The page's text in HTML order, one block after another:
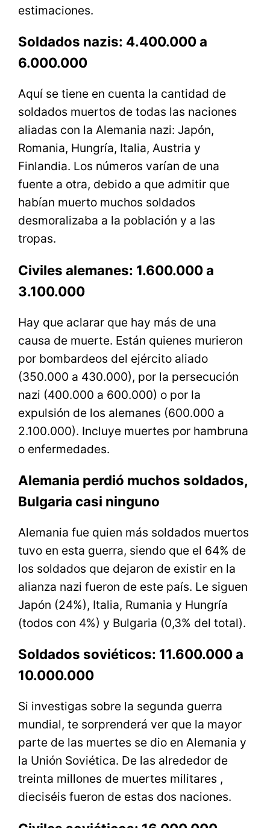
estimaciones.
Soldados nazis: 4.400.000 a
6.000.000
Aquí se tiene en cuenta la cantidad de
soldados muertos de todas las naciones
aliadas con la Alemania nazi: Japón,
Romania, Hungría, Italia, Austria y
Finlandia. Los números varían de una
fuente a otra, debido a que admitir que
habían muerto muchos soldados
desmoralizaba a la población y a las
tropas.
Civiles alemanes: 1.600.000 a
3.100.000
Hay que aclarar que hay más de una
causa de muerte. Están quienes murieron
por bombardeos del ejército aliado
(350.000 a 430.000), por la persecución
nazi (400.000 a 600.000) o por la
expulsión de los alemanes (600.000 a
2.100.000). Incluye muertes por hambruna
o enfermedades.
Alemania perdió muchos soldados,
Bulgaria casi ninguno
Alemania fue quien más soldados muertos
tuvo en esta guerra, siendo que el 64% de
los soldados que dejaron de existir en la
alianza nazi fueron de este país. Le siguen
Japón (24%), Italia, Rumania y Hungría
(todos con 4%) y Bulgaria (0,3% del total).
Soldados soviéticos: 11.600.000 a
10.000.000
Si investigas sobre la segunda guerra
mundial, te sorprenderá ver que la mayor
parte de las muertes se dio en Alemania y
la Unión Soviética. De las alrededor de
treinta millones de muertes militares ,
dieciséis fueron de estas dos naciones.